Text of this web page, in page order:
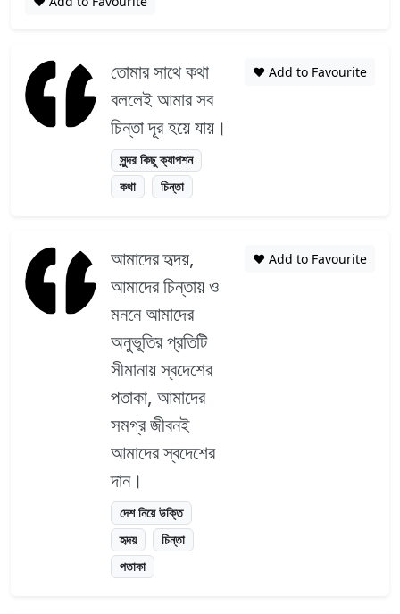
তোমার সাথে কথা
বললেই আমার সব
চিন্তা দূর হয়ে যায়।
সুন্দর কিছু ক্যাপশন
কথা
চিন্তা
❤️ Add to Favourite
আমাদের হৃদয়,
আমাদের চিন্তায় ও
মননে আমাদের
অনুভূতির প্রতিটি
সীমানায় স্বদেশের
পতাকা, আমাদের
সমগ্র জীবনই
আমাদের স্বদেশের
দান।
দেশ নিয়ে উক্তি
হৃদয়
চিন্তা
পতাকা
❤️ Add to Favourite